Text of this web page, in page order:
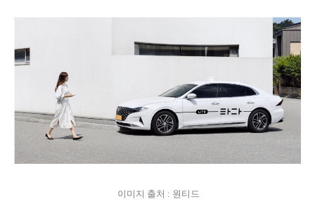
이미지 출처 : 원티드